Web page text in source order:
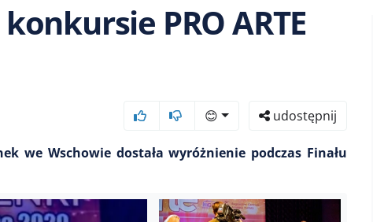
PRO ARTE
😊 udostępnij
we Wschowie dostała wyróżnienie podczas Finału